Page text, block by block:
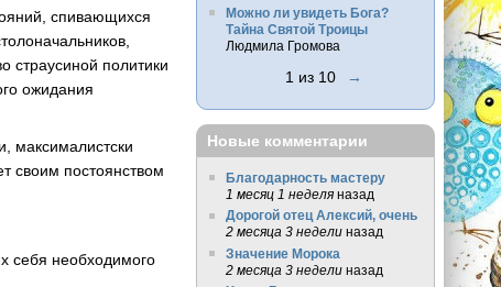
спивающихся
страусиной политики
ожидания
максималистски
своим постоянством
себя необходимого
Можно ли увидеть Бога?
Тайна Святой Троицы
Людмила Громова
1 из 10 →
Новые комментарии
Благодарность мастеру
1 месяц 1 неделяназад
Дорогой отец Алексий, очень
2 месяца 3 неделиназад
Значение Морока
2 месяца 3 неделиназад